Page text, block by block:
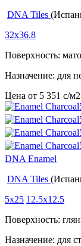
DNA Tiles
32x36.8
Поверхность:
Назначение: для
Цена от 5 351 c/м2
DNA Enamel
DNA Tiles
5x25 12.5x12.5
Поверхность:
Назначение: для